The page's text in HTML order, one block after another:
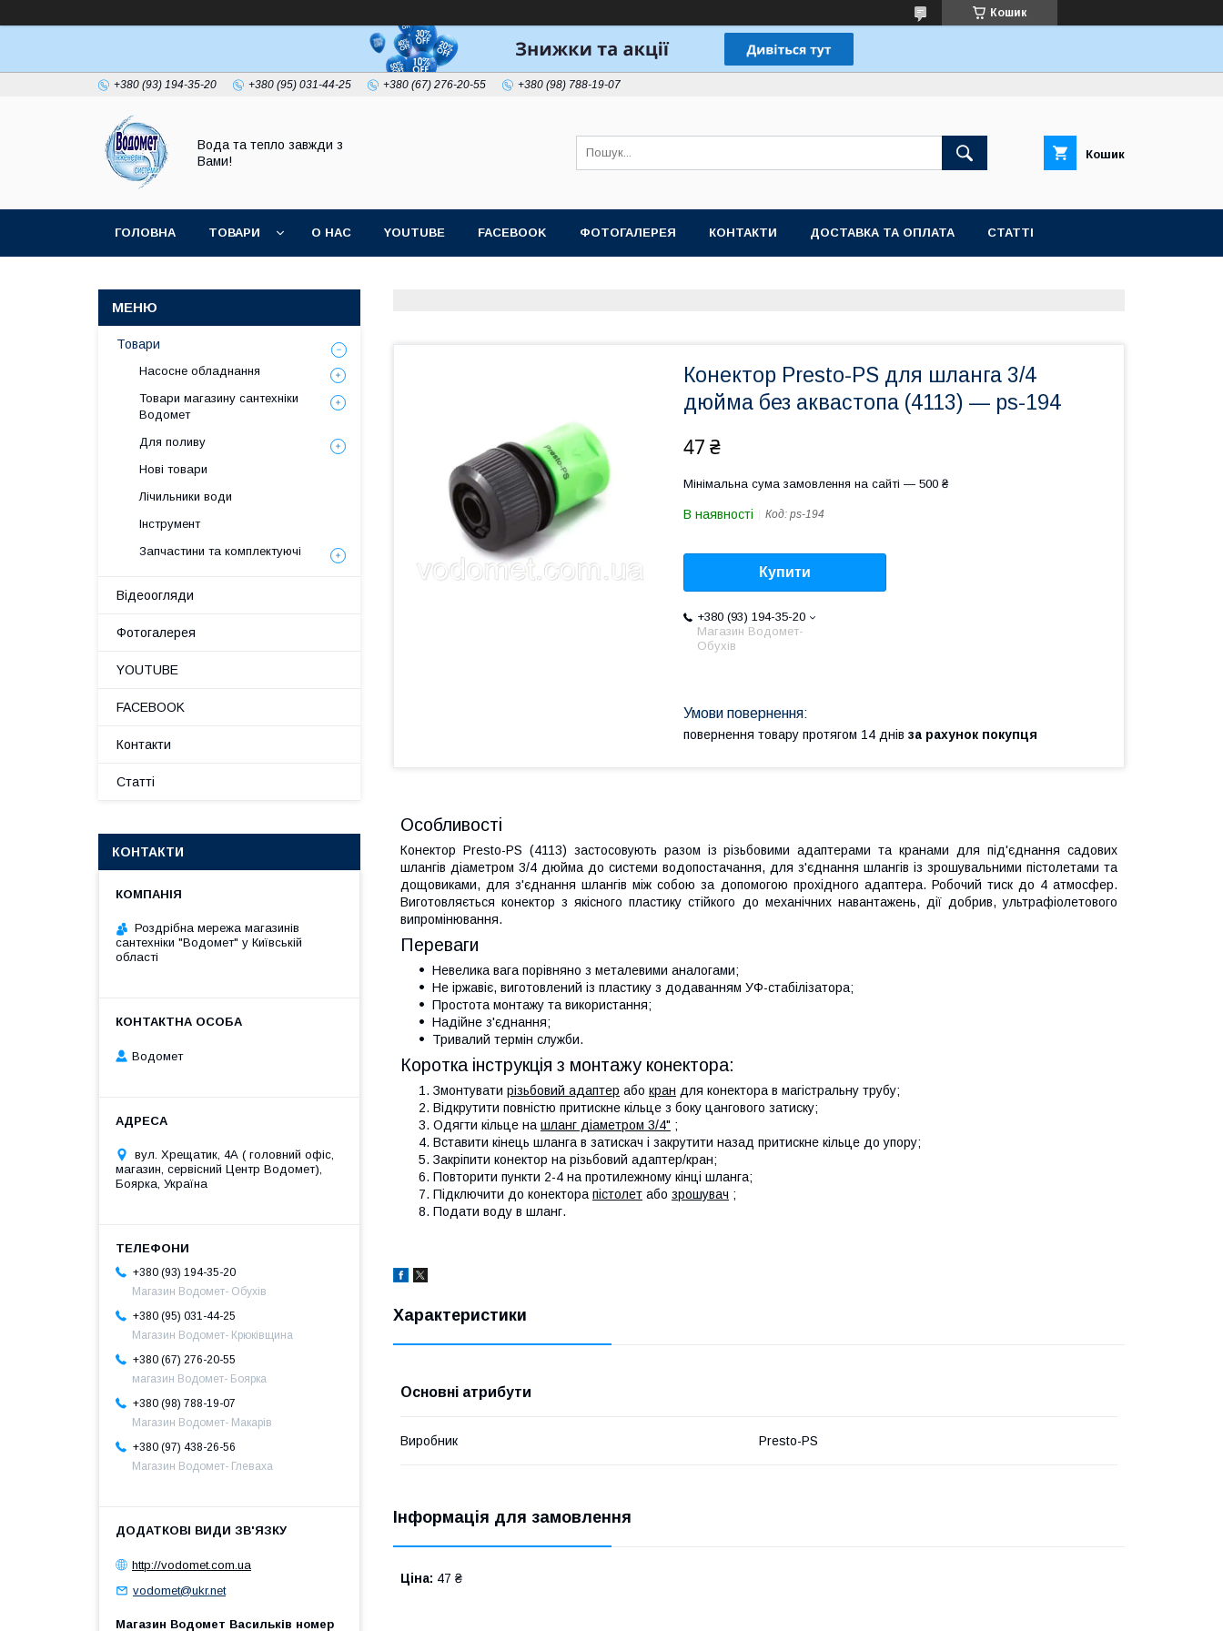
Кошик
+380 (93) 194-35-20 +380 (95) 031-44-25 +380 (67) 276-20-55 +380 (98) 788-19-07
Вода та тепло завжди з
Вами!
Кошик
ГОЛОВНА ТОВАРИ О НАС YOUTUBE FACEBOOK ФОТОГАЛЕРЕЯ КОНТАКТИ ДОСТАВКА ТА ОПЛАТА СТАТТІ
Конектор Presto-PS для шланга 3/4
дюйма без аквастопа (4113) — ps-194
47 ₴
Мінімальна сума замовлення на сайті — 500 ₴
В наявності Код: ps-194
Купити
+380 (93) 194-35-20
Магазин Водомет-
Обухів
повернення товару протягом 14 днів за рахунок покупця
Особливості
Конектор Presto-PS (4113) застосовують разом із різьбовими адаптерами та кранами для під'єднання садових
шлангів діаметром 3/4 дюйма до системи водопостачання, для з'єднання шлангів із зрошувальними пістолетами та
дощовиками, для з'єднання шлангів між собою за допомогою прохідного адаптера. Робочий тиск до 4 атмосфер.
Виготовляється конектор з якісного пластику стійкого до механічних навантажень, дії добрив, ультрафіолетового
випромінювання.
Переваги
Невелика вага порівняно з металевими аналогами;
Не іржавіє, виготовлений із пластику з додаванням УФ-стабілізатора;
Простота монтажу та використання;
Надійне з'єднання;
Тривалий термін служби.
Коротка інструкція з монтажу конектора:
Змонтувати різьбовий адаптер або кран для конектора в магістральну трубу;
Відкрутити повністю притискне кільце з боку цангового затиску;
Одягти кільце на шланг діаметром 3/4" ;
Вставити кінець шланга в затискач і закрутити назад притискне кільце до упору;
Закріпити конектор на різьбовий адаптер/кран;
Повторити пункти 2-4 на протилежному кінці шланга;
Підключити до конектора пістолет або зрошувач ;
Подати воду в шланг.
Характеристики
Основні атрибути
Виробник Presto-PS
Інформація для замовлення
Ціна: 47 ₴
Товари
Насосне обладнання
Товари магазину сантехніки
Водомет
Для поливу
Нові товари
Лічильники води
Інструмент
Запчастини та комплектуючі
Відеоогляди
Фотогалерея
YOUTUBE
FACEBOOK
Контакти
Статті
КОНТАКТИ
Роздрібна мережа магазинів
сантехніки "Водомет" у Київській
області
Водомет
вул. Хрещатик, 4А ( головний офіс,
магазин, сервісний Центр Водомет),
Боярка, Україна
+380 (93) 194-35-20
Магазин Водомет- Обухів
+380 (95) 031-44-25
Магазин Водомет- Крюківщина
+380 (67) 276-20-55
магазин Водомет- Боярка
+380 (98) 788-19-07
Магазин Водомет- Макарів
+380 (97) 438-26-56
Магазин Водомет- Глеваха
http://vodomet.com.ua
vodomet@ukr.net
Магазин Водомет Васильків номер